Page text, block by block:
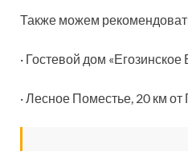
Также можем
· Гостевой дом «Егозинское
· Лесное Поместье, 20 км от